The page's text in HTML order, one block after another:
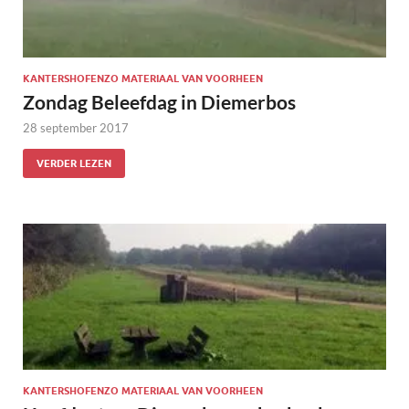
KANTERSHOFENZO MATERIAAL VAN VOORHEEN
Zondag Beleefdag in Diemerbos
28 september 2017
VERDER LEZEN
KANTERSHOFENZO MATERIAAL VAN VOORHEEN